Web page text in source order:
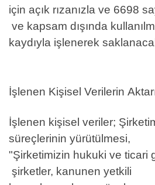
için açık rızanızla ve 6698
ve kapsam dışında
kaydıyla işlenerek
İşlenen Kişisel Verilerin
İşlenen kişisel veriler;
süreçlerinin yürütülmesi,
"Şirketimizin hukuki ve ticari
şirketler, kanunen yetkili